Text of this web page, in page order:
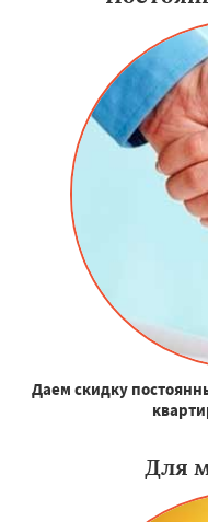
Даем скидку
Для